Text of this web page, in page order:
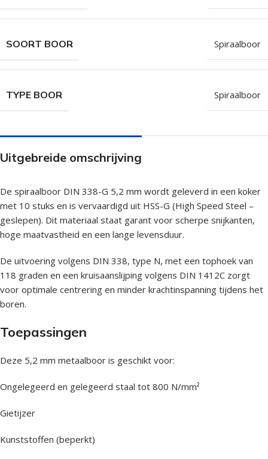
SOORT BOOR Spiraalboor
TYPE BOOR Spiraalboor
Uitgebreide omschrijving
De spiraalboor DIN 338-G 5,2 mm wordt geleverd in een koker
met 10 stuks en is vervaardigd uit HSS-G (High Speed Steel –
geslepen). Dit materiaal staat garant voor scherpe snijkanten,
hoge maatvastheid en een lange levensduur.
De uitvoering volgens DIN 338, type N, met een tophoek van
118 graden en een kruisaanslijping volgens DIN 1412C zorgt
voor optimale centrering en minder krachtinspanning tijdens het
boren.
Toepassingen
Deze 5,2 mm metaalboor is geschikt voor:
Ongelegeerd en gelegeerd staal tot 800 N/mm²
Gietijzer
Kunststoffen (beperkt)